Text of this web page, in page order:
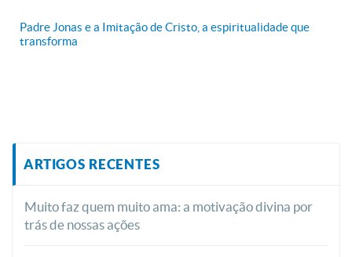
Padre Jonas e a Imitação de Cristo, a espiritualidade que
transforma
ARTIGOS RECENTES
Muito faz quem muito ama: a motivação divina por
trás de nossas ações